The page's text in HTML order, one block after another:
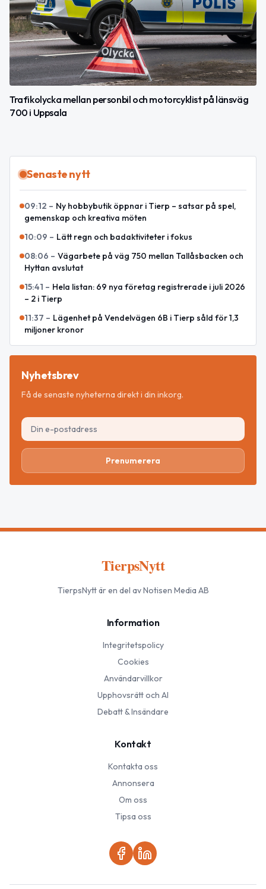
Trafikolycka mellan personbil och motorcyklist på länsväg
700 i Uppsala
Senaste nytt
09:12 – Ny hobbybutik öppnar i Tierp – satsar på spel,
gemenskap och kreativa möten
10:09 – Lätt regn och badaktiviteter i fokus
08:06 – Vägarbete på väg 750 mellan Tallåsbacken och
Hyttan avslutat
15:41 – Hela listan: 69 nya företag registrerade i juli 2026
– 2 i Tierp
11:37 – Lägenhet på Vendelvägen 6B i Tierp såld för 1,3
miljoner kronor
Nyhetsbrev
Få de senaste nyheterna direkt i din inkorg.
Prenumerera
TierpsNytt
TierpsNyttär en del av Notisen Media AB
Information
Integritetspolicy
Cookies
Användarvillkor
Upphovsrätt och AI
Debatt & Insändare
Kontakt
Kontakta oss
Annonsera
Om oss
Tipsa oss